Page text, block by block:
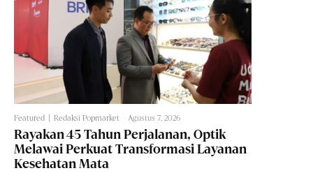
Featured Redaksi Popmarket Agustus 7, 2026
Rayakan 45 Tahun Perjalanan, Optik
Melawai Perkuat Transformasi Layanan
Kesehatan Mata